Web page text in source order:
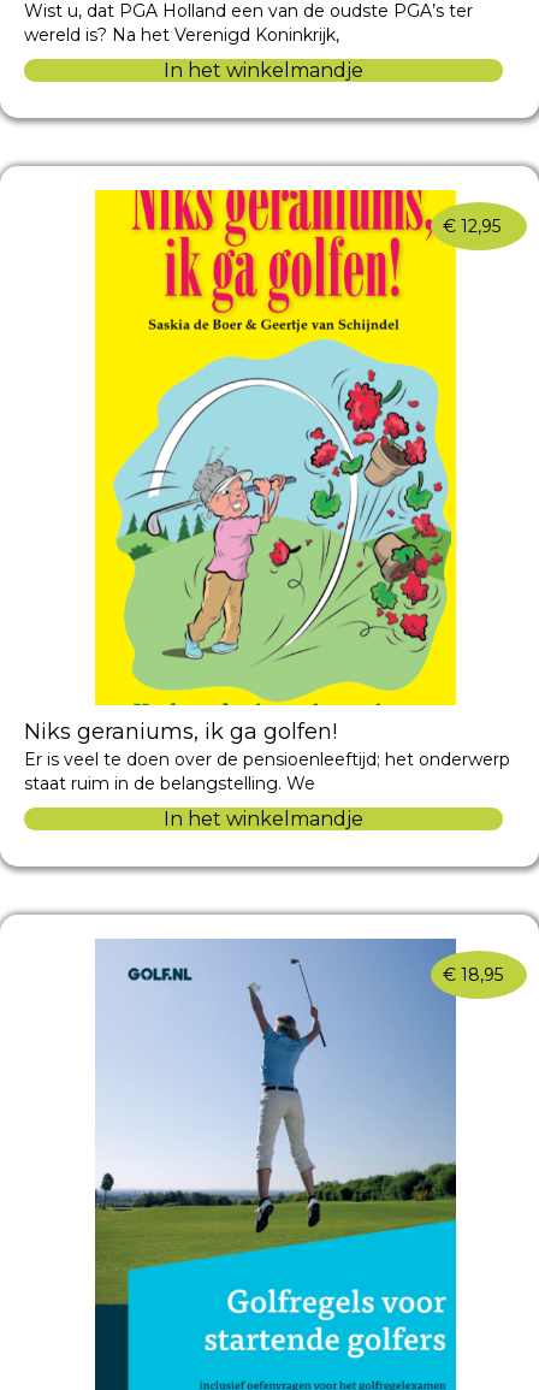
Wist u, dat PGA Holland een van de oudste PGA’s ter
wereld is? Na het Verenigd Koninkrijk,
In het winkelmandje
€ 12,95
Niks geraniums, ik ga golfen!
Er is veel te doen over de pensioenleeftijd; het onderwerp
staat ruim in de belangstelling. We
In het winkelmandje
€ 18,95